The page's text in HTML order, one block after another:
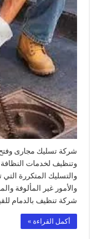
شركة تسليك مجارى وفتح
وتنظيف لخدمات
والتسليك المتكررة التي
والأمور غير المألوفة
شركة تنظيف بالدمام
أكمل القراءة »